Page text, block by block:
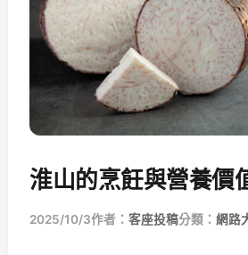
淮山的烹飪與營養價
2025/10/3作者： 客座投稿分類： 網路